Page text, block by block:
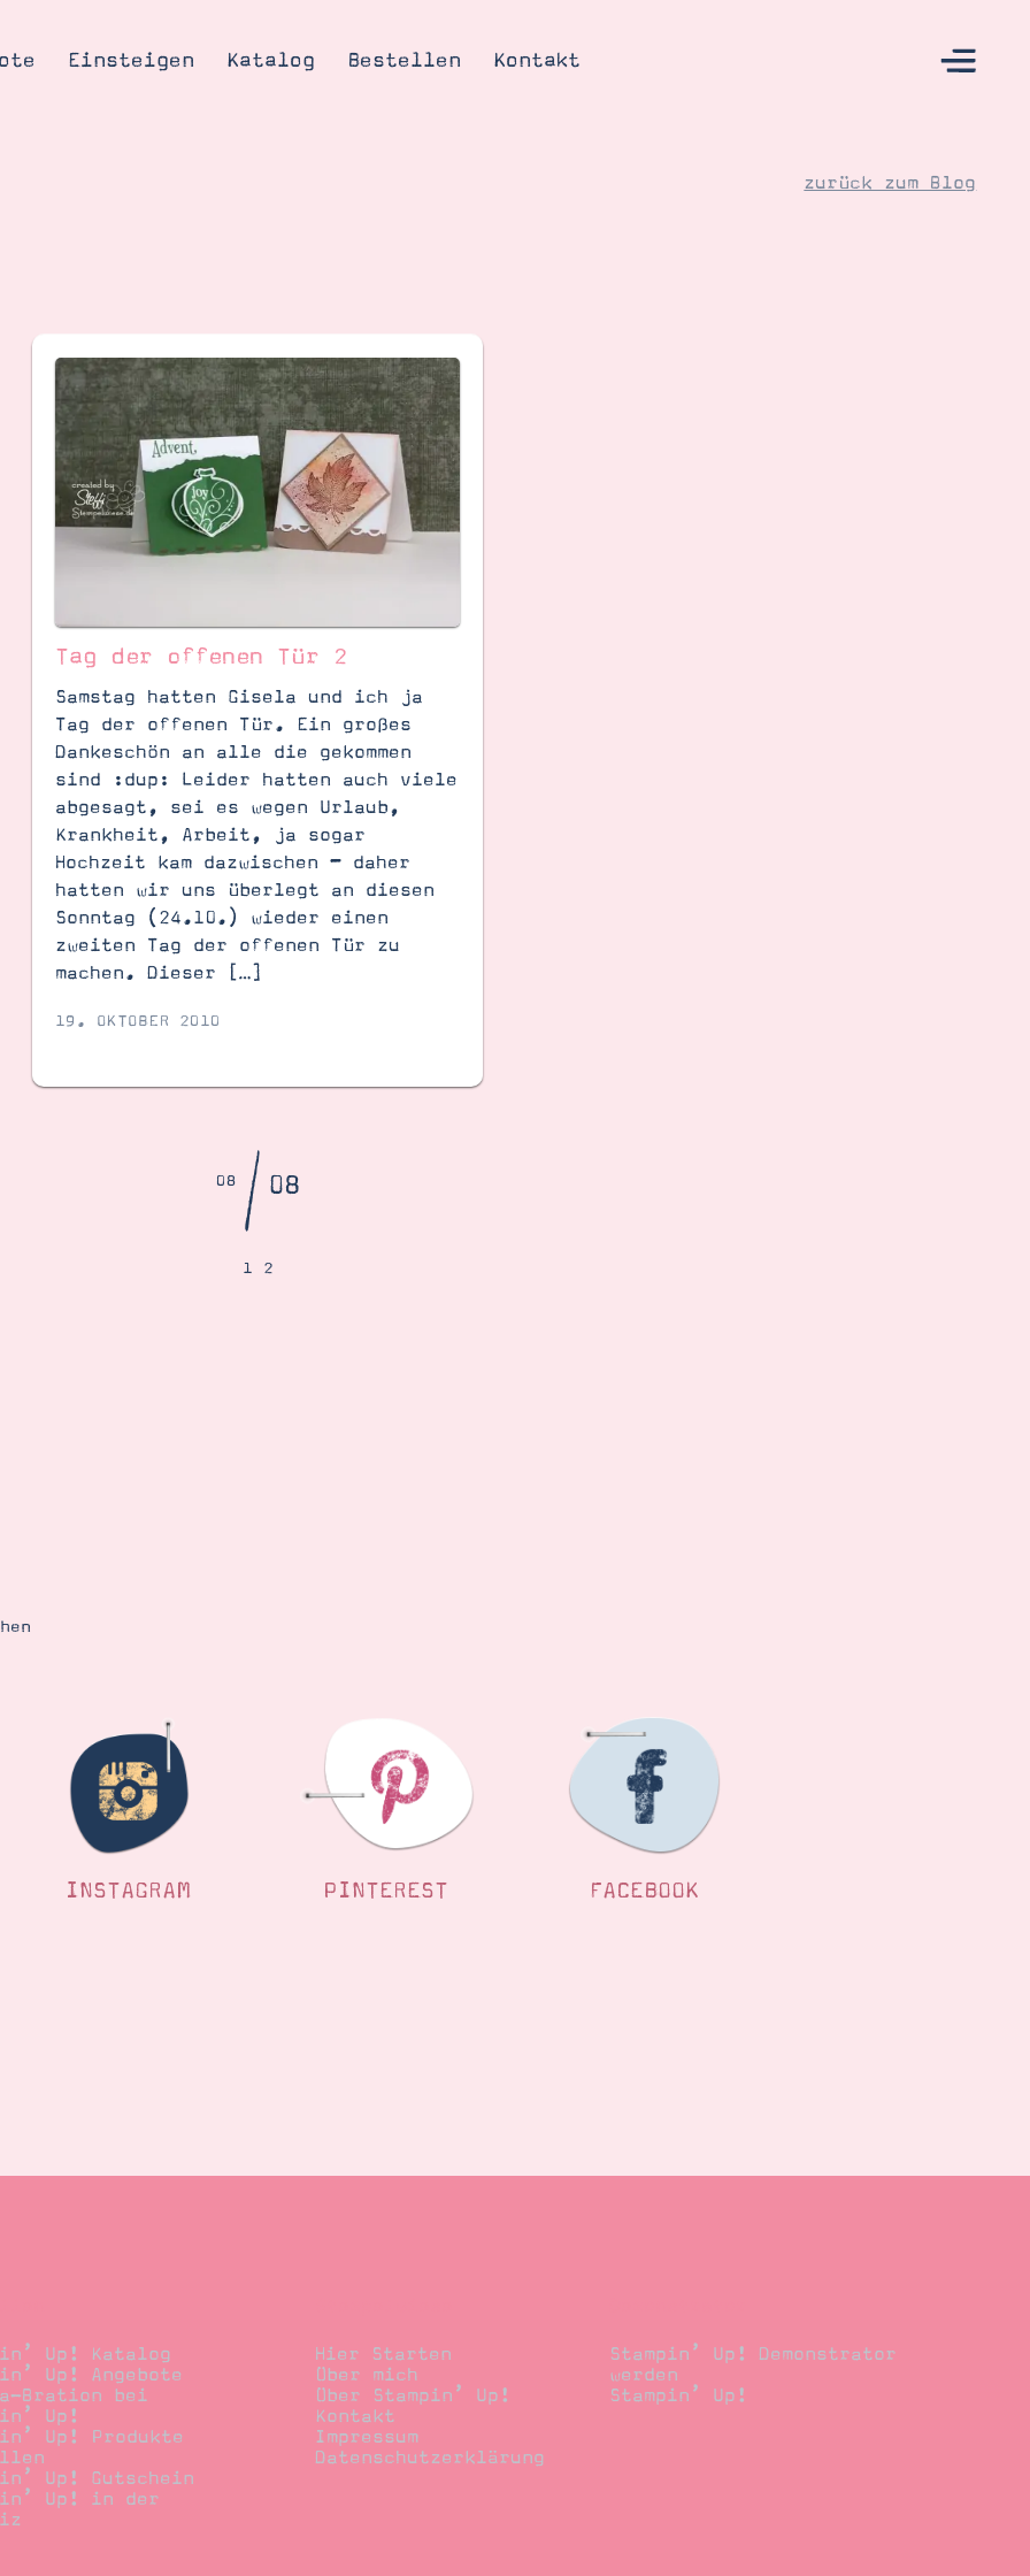
Einsteigen Katalog Bestellen Kontakt
erklärt
Up!
SUCHE
zurück zum Blog
Tag der offenen Tür 2
Samstag hatten Gisela und ich ja
Tag der offenen Tür. Ein großes
Dankeschön an alle die gekommen
sind :dup: Leider hatten auch viele
abgesagt, sei es wegen Urlaub,
Krankheit, Arbeit, ja sogar
Hochzeit kam dazwischen – daher
hatten wir uns überlegt an diesen
Sonntag (24.10.) wieder einen
zweiten Tag der offenen Tür zu
machen. Dieser […]
19. OKTOBER 2010
08/08
1 2
INSTAGRAM PINTEREST FACEBOOK
Up! Katalog
Up! Angebote
Bration bei
Up!
Up! Produkte
Up! Gutschein
Up! in der
Hier Starten
Über mich
Über Stampin’ Up!
Kontakt
Impressum
Datenschutzerklärung
Stampin’ Up! Demonstrator
werden
Stampin’ Up!